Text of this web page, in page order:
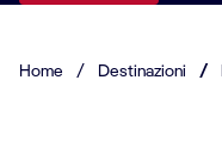
Home / Destinazioni /